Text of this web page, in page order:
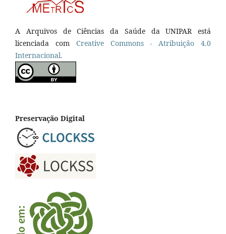
A Arquivos de Ciências da Saúde da UNIPAR está
licenciada com Creative Commons - Atribuição 4.0
Internacional.
Preservação Digital